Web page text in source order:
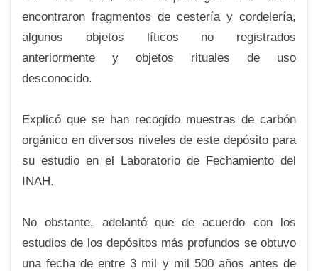
encontraron fragmentos de cestería y cordelería,
algunos objetos líticos no registrados
anteriormente y objetos rituales de uso
desconocido.
Explicó que se han recogido muestras de carbón
orgánico en diversos niveles de este depósito para
su estudio en el Laboratorio de Fechamiento del
INAH.
No obstante, adelantó que de acuerdo con los
estudios de los depósitos más profundos se obtuvo
una fecha de entre 3 mil y mil 500 años antes de